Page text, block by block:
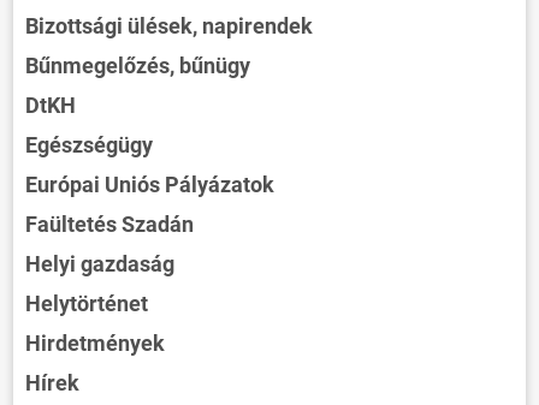
Bizottsági ülések, napirendek
Bűnmegelőzés, bűnügy
DtKH
Egészségügy
Európai Uniós Pályázatok
Faültetés Szadán
Helyi gazdaság
Helytörténet
Hirdetmények
Hírek